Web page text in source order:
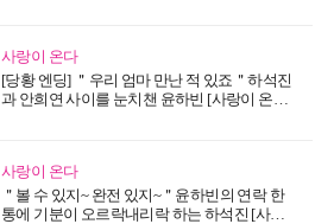
사랑이 온다
[당황 엔딩] ＂우리 엄마 만난 적 있죠＂하석진
과 안희연 사이를 눈치챈 윤하빈 [사랑이 온다]
사랑이 온다
＂볼 수 있지~ 완전 있지~＂윤하빈의 연락 한
통에 기분이 오르락내리락 하는 하석진 [사랑